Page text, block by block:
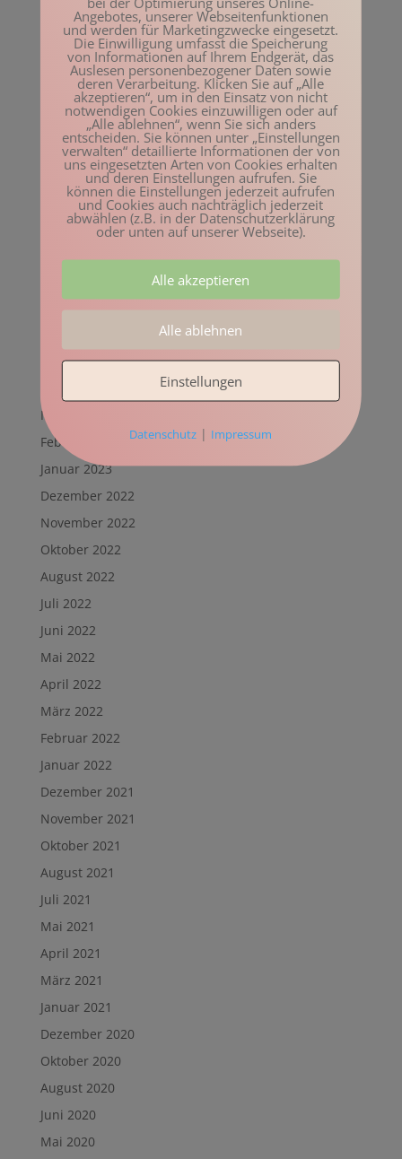
Das mache ich bestimmt demnächst
Das Anderssein in Beziehungen
wertschätzen
Sich selbst ein guter Freund sein
Gute Gründe für Bewegung
Archiv
März 2023
Februar 2023
Januar 2023
Dezember 2022
November 2022
Oktober 2022
August 2022
Juli 2022
Juni 2022
Mai 2022
April 2022
März 2022
Februar 2022
Januar 2022
Dezember 2021
November 2021
Oktober 2021
August 2021
Juli 2021
Mai 2021
April 2021
März 2021
Januar 2021
Dezember 2020
Oktober 2020
August 2020
Juni 2020
Mai 2020
Angebotes, unserer Webseitenfunktionen
und werden für Marketingzwecke eingesetzt.
Die Einwilligung umfasst die Speicherung
von Informationen auf Ihrem Endgerät, das
Auslesen personenbezogener Daten sowie
deren Verarbeitung. Klicken Sie auf „Alle
akzeptieren“, um in den Einsatz von nicht
notwendigen Cookies einzuwilligen oder auf
„Alle ablehnen“, wenn Sie sich anders
entscheiden. Sie können unter „Einstellungen
verwalten“ detaillierte Informationen der von
uns eingesetzten Arten von Cookies erhalten
und deren Einstellungen aufrufen. Sie
können die Einstellungen jederzeit aufrufen
und Cookies auch nachträglich jederzeit
abwählen (z.B. in der Datenschutzerklärung
oder unten auf unserer Webseite).
Alle akzeptieren
Alle ablehnen
Einstellungen
Datenschutz | Impressum